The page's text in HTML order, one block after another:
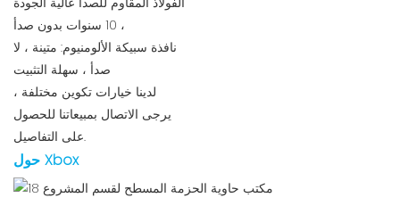
، 10 سنوات بدون صدأ
نافذة سبيكة الألومنيوم: متينة ، لا
صدأ ، سهلة التثبيت
لدينا خيارات تكوين مختلفة ،
يرجى الاتصال بمبيعاتنا للحصول
على التفاصيل.
حول Xbox